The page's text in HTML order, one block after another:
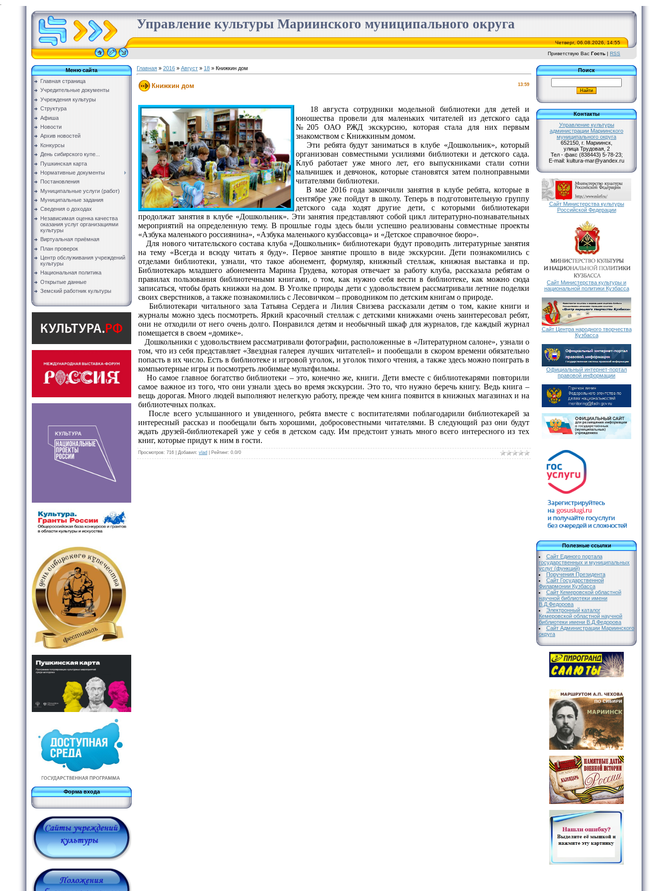
Управление культуры Мариинского муниципального округа
Четверг, 06.08.2026, 14:55
Приветствую Вас Гость | RSS
Меню сайта
Главная страница
Учредительные документы
Учреждения культуры
Структура
Афиша
Новости
Архив новостей
Конкурсы
День сибирского купе...
Пушкинская карта
Нормативные документы
Постановления
Муниципальные услуги (работ)
Муниципальные задания
Сведения о доходах
Независимая оценка качества
оказания услуг организациями
культуры
Виртуальная приёмная
План проверок
Центр обслуживания учреждений
культуры
Национальная политика
Открытые данные
Земский работник культуры
Форма входа
Главная » 2016 » Август » 18 » Книжкин дом
13:59
Книжкин дом
18 августа сотрудники модельной библиотеки для детей и
юношества провели для маленьких читателей из детского сада
№205 ОАО РЖД экскурсию, которая стала для них первым
знакомством с Книжкиным домом.
Эти ребята будут заниматься в клубе «Дошкольник», который
организован совместными усилиями библиотеки и детского сада.
Клуб работает уже много лет, его выпускниками стали сотни
мальчишек и девчонок, которые становятся затем полноправными
читателями библиотеки.
В мае 2016 года закончили занятия в клубе ребята, которые в
сентябре уже пойдут в школу. Теперь в подготовительную группу
детского сада ходят другие дети, с которыми библиотекари
продолжат занятия в клубе «Дошкольник». Эти занятия представляют собой цикл литературно-познавательных
мероприятий на определенную тему. В прошлые годы здесь были успешно реализованы совместные проекты
«Азбука маленького россиянина», «Азбука маленького кузбассовца» и «Детское справочное бюро».
Для нового читательского состава клуба «Дошкольник» библиотекари будут проводить литературные занятия
на тему «Всегда и всюду читать я буду». Первое занятие прошло в виде экскурсии. Дети познакомились с
отделами библиотеки, узнали, что такое абонемент, формуляр, книжный стеллаж, книжная выставка и пр.
Библиотекарь младшего абонемента Марина Грудева, которая отвечает за работу клуба, рассказала ребятам о
правилах пользования библиотечными книгами, о том, как нужно себя вести в библиотеке, как можно сюда
записаться, чтобы брать книжки на дом. В Уголке природы дети с удовольствием рассматривали летние поделки
своих сверстников, а также познакомились с Лесовичком – проводником по детским книгам о природе.
Библиотекари читального зала Татьяна Сердега и Лилия Свизева рассказали детям о том, какие книги и
журналы можно здесь посмотреть. Яркий красочный стеллаж с детскими книжками очень заинтересовал ребят,
они не отходили от него очень долго. Понравился детям и необычный шкаф для журналов, где каждый журнал
помещается в своем «домике».
Дошкольники с удовольствием рассматривали фотографии, расположенные в «Литературном салоне», узнали о
том, что из себя представляет «Звездная галерея лучших читателей» и пообещали в скором времени обязательно
попасть в их число. Есть в библиотеке и игровой уголок, и уголок тихого чтения, а также здесь можно поиграть в
компьютерные игры и посмотреть любимые мультфильмы.
Но самое главное богатство библиотеки – это, конечно же, книги. Дети вместе с библиотекарями повторили
самое важное из того, что они узнали здесь во время экскурсии. Это то, что нужно беречь книгу. Ведь книга –
вещь дорогая. Много людей выполняют нелегкую работу, прежде чем книга появится в книжных магазинах и на
библиотечных полках.
После всего услышанного и увиденного, ребята вместе с воспитателями поблагодарили библиотекарей за
интересный рассказ и пообещали быть хорошими, добросовестными читателями. В следующий раз они будут
ждать друзей-библиотекарей уже у себя в детском саду. Им предстоит узнать много всего интересного из тех
книг, которые придут к ним в гости.
Просмотров: 716 | Добавил: vlad Рейтинг: 0.0/0
Поиск
Контакты
Управление культуры
администрации Мариинского
муниципального округа
652150, г. Мариинск,
улица Трудовая, 2
Тел - факс (838443) 5-78-23;
Е-mail: kultura-mar@yandex.ru
Сайт Министерства культуры
Российской Федерации
Сайт Министерства культуры и
национальной политики Кузбасса
Сайт Центра народного творчества
Кузбасса
Официальный интернет-портал
правовой информации
Полезные ссылки
Сайт Единого портала
государственных и муниципальных
услуг (функций)
Поручения Президента
Сайт Государственной
Филармонии Кузбасса
Сайт Кемеровской областной
научной библиотеки имени
В.Д.Федорова
Электронный каталог
Кемеровской областной научной
библиотеки имени В.Д.Федорова
Сайт Администрации Мариинского
округа